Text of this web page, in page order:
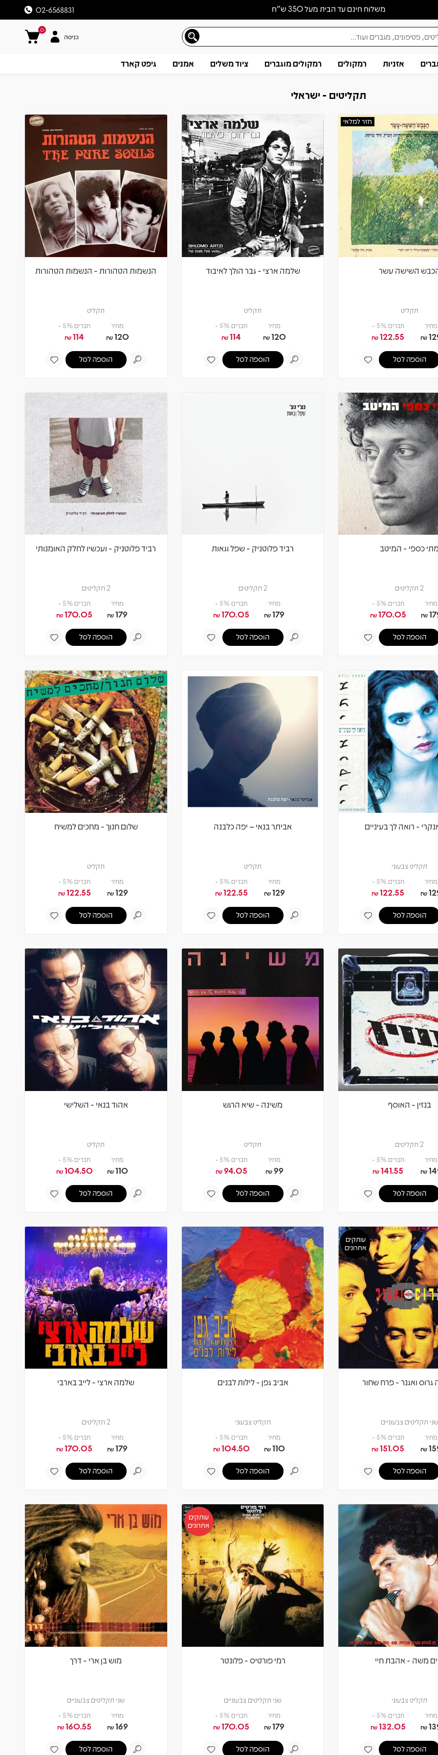
משלוח חינם עד הבית מעל 350 ש״ח 02-6568831
0
כניסה
אזניות רמקולים רמקולים מוגברים ציוד משלים אמנים גיפט קארד
תקליטים - ישראלי
השישה עשר
תקליט
מחיר
₪
חברים 5% -
122.55
₪
הוספה לסל
חזר למלאי
שלמה ארצי - גבר הולך לאיבוד
תקליט
מחיר
120
₪
חברים 5% -
114
₪
הוספה לסל
הנשמות הטהורות - הנשמות הטהורות
תקליט
מחיר
120
₪
חברים 5% -
114
₪
הוספה לסל
כספי - המיטב
2 תקליטים
מחיר
₪
חברים 5% -
170.05
₪
הוספה לסל
רביד פלוטניק - שפל וגאות
2 תקליטים
מחיר
179
₪
חברים 5% -
170.05
₪
הוספה לסל
רביד פלוטניק - ועכשיו לחלק האומנותי
2 תקליטים
מחיר
179
₪
חברים 5% -
170.05
₪
הוספה לסל
- רואה לך בעיניים
תקליט צבעוני
מחיר
₪
חברים 5% -
122.55
₪
הוספה לסל
אביתר בנאי – יפה כלבנה
תקליט
מחיר
129
₪
חברים 5% -
122.55
₪
הוספה לסל
שלום חנוך - מחכים למשיח
תקליט
מחיר
129
₪
חברים 5% -
122.55
₪
הוספה לסל
בנזין - האוסף
2 תקליטים
מחיר
₪
חברים 5% -
141.55
₪
הוספה לסל
משינה - שיא הרגש
תקליט
מחיר
99
₪
חברים 5% -
94.05
₪
הוספה לסל
אהוד בנאי - השלישי
תקליט
מחיר
110
₪
חברים 5% -
104.50
₪
הוספה לסל
גרוס ואגנר - פרח שחור
שני תקליטים צבעוניים
מחיר
₪
חברים 5% -
151.05
₪
הוספה לסל
עותקים
אחרונים
אביב גפן - לילות לבנים
תקליט צבעוני
מחיר
110
₪
חברים 5% -
104.50
₪
הוספה לסל
שלמה ארצי - לייב בארבי
2 תקליטים
מחיר
179
₪
חברים 5% -
170.05
₪
הוספה לסל
משה - אהבת חיי
תקליט צבעוני
מחיר
₪
חברים 5% -
132.05
₪
הוספה לסל
רמי פורטיס - פלונטר
שני תקליטים צבעוניים
מחיר
179
₪
חברים 5% -
170.05
₪
הוספה לסל
עותקים
אחרונים
מוש בן ארי - דרך
שני תקליטים צבעוניים
מחיר
169
₪
חברים 5% -
160.55
₪
הוספה לסל